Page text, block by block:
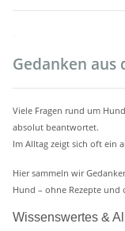
Gedanken aus
Viele Fragen rund um
absolut beantwortet.
Im Alltag zeigt sich oft ein
Hier sammeln wir
Hund – ohne Rezepte und
Wissenswertes &